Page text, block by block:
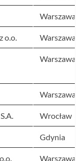
Warszawa
o.o. Warszawa
Warszawa
Warszawa
Wrocław
Gdynia
Warszawa